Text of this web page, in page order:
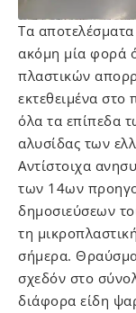
Τα
ακόμη μία φορά
πλαστικών
εκτεθειμένα στο
όλα τα επίπεδα
αλυσίδας των
Αντίστοιχα
των 14ων
δημοσιεύσεων
τη
σήμερα.
σχεδόν στο
διάφορα είδη